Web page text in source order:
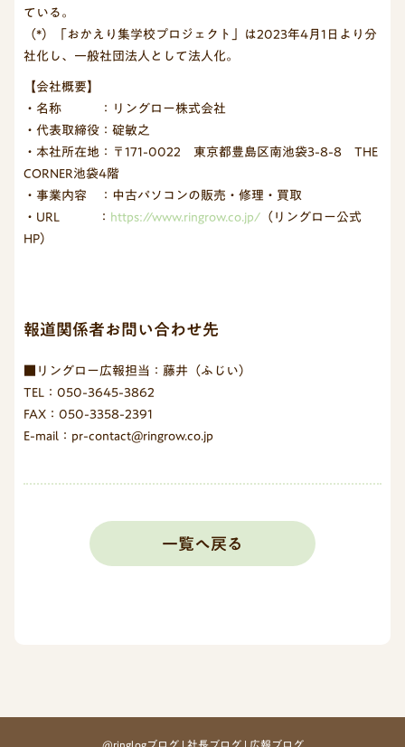
ている。
（*）「おかえり集学校プロジェクト」は2023年4月1日より分
社化し、一般社団法人として法人化。
【会社概要】
・名称 ：リングロー株式会社
・代表取締役：碇敏之
・本社所在地：〒171-0022 東京都豊島区南池袋3-8-8 THE
CORNER池袋4階
・事業内容 ：中古パソコンの販売・修理・買取
・URL ： https://www.ringrow.co.jp/ （リングロー公式
HP）
報道関係者お問い合わせ先
■リングロー広報担当：藤井（ふじい）
TEL：050-3645-3862
FAX：050-3358-2391
E-mail：pr-contact@ringrow.co.jp
一覧へ戻る
@ringlogブログ 社長ブログ 広報ブログ